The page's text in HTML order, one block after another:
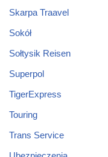
Skarpa Traavel
Sokół
Sołtysik Reisen
Superpol
TigerExpress
Touring
Trans Service